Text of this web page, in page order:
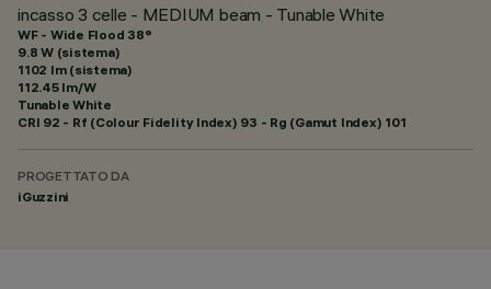
incasso 3 celle - MEDIUM beam - Tunable White
WF - Wide Flood 38°
9.8 W (sistema)
1102 lm (sistema)
112.45 lm/W
Tunable White
CRI 92 - Rf (Colour Fidelity Index) 93 - Rg (Gamut Index) 101
PROGETTATO DA
iGuzzini